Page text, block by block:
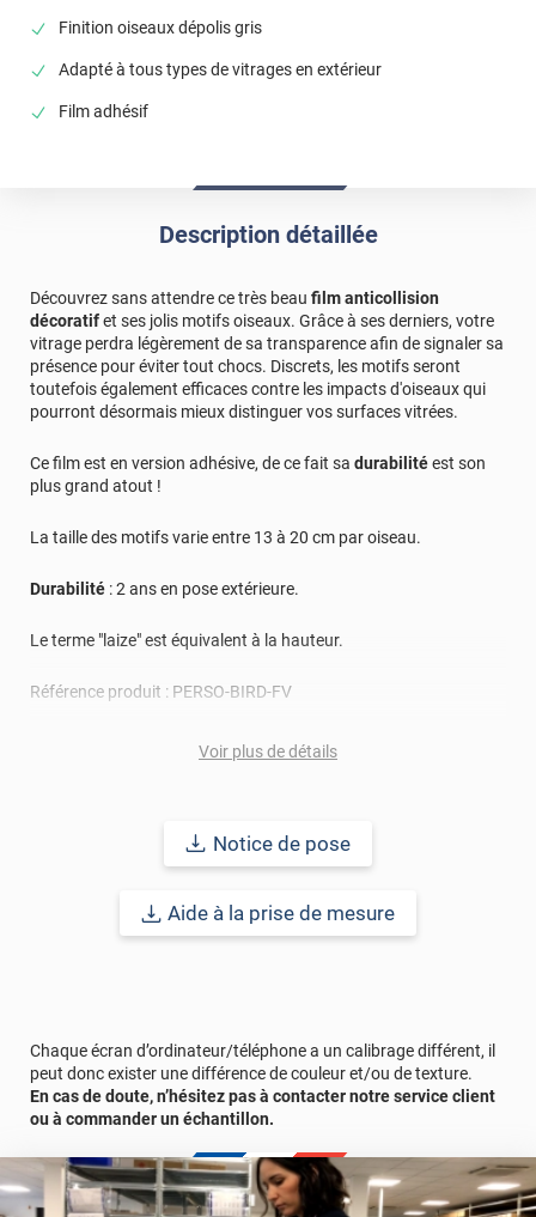
Finition oiseaux dépolis gris
Adapté à tous types de vitrages en extérieur
Film adhésif
Description détaillée
Découvrez sans attendre ce très beau film anticollision
décoratifet ses jolis motifs oiseaux. Grâce à ses derniers, votre
vitrage perdra légèrement de sa transparence afin de signaler sa
présence pour éviter tout chocs. Discrets, les motifs seront
toutefois également efficaces contre les impacts d'oiseaux qui
pourront désormais mieux distinguer vos surfaces vitrées.
Ce film est en version adhésive, de ce fait sa durabilitéest son
plus grand atout !
La taille des motifs varie entre 13 à 20 cm par oiseau.
Durabilité : 2 ans en pose extérieure.
Le terme "laize" est équivalent à la hauteur.
Référence produit : PERSO-BIRD-FV
Voir plus de détails
Notice de pose
Aide à la prise de mesure
Chaque écran d’ordinateur/téléphone a un calibrage différent, il
peut donc exister une différence de couleur et/ou de texture.
En cas de doute, n’hésitez pas à contacter notre service client
ou à commander un échantillon.